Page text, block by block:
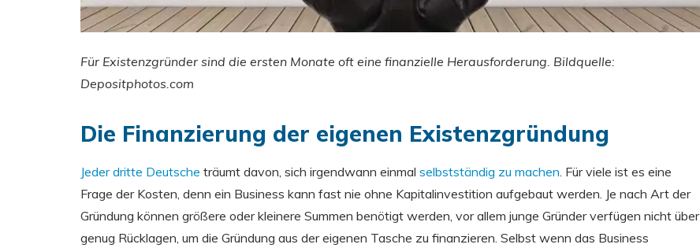
Für Existenzgründer sind die ersten Monate oft eine finanzielle Herausforderung. Bildquelle:
Depositphotos.com
Die Finanzierung der eigenen Existenzgründung
Jeder dritte Deutsche träumt davon, sich irgendwann einmal selbstständig zu machen . Für viele ist es eine
Frage der Kosten, denn ein Business kann fast nie ohne Kapitalinvestition aufgebaut werden. Je nach Art der
Gründung können größere oder kleinere Summen benötigt werden, vor allem junge Gründer verfügen nicht über
genug Rücklagen, um die Gründung aus der eigenen Tasche zu finanzieren. Selbst wenn das Business